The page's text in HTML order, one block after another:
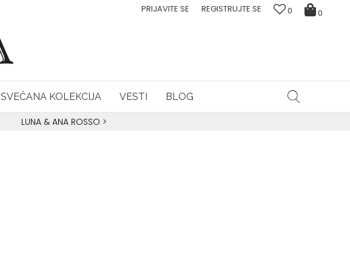
0
0
PRIJAVITE SE REGISTRUJTE SE
SVEČANA KOLEKCIJA VESTI BLOG
LUNA & ANA ROSSO >